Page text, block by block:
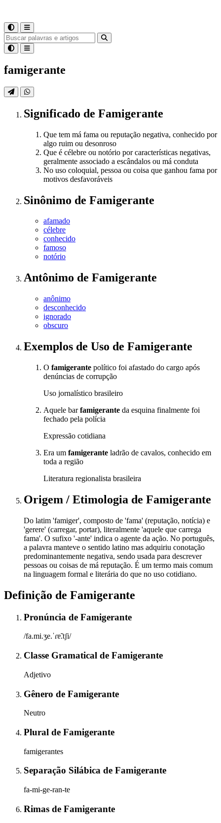
famigerante
Significado de Famigerante
Que tem má fama ou reputação negativa, conhecido por
algo ruim ou desonroso
Que é célebre ou notório por características negativas,
geralmente associado a escândalos ou má conduta
No uso coloquial, pessoa ou coisa que ganhou fama por
motivos desfavoráveis
Sinônimo de Famigerante
afamado
célebre
conhecido
famoso
notório
Antônimo de Famigerante
anônimo
desconhecido
ignorado
obscuro
Exemplos de Uso de Famigerante
O famigerante político foi afastado do cargo após
denúncias de corrupção
Uso jornalístico brasileiro
Aquele barfamigerante da esquina finalmente foi
fechado pela polícia
Expressão cotidiana
Era um famigerante ladrão de cavalos, conhecido em
toda a região
Literatura regionalista brasileira
Origem / Etimologia de Famigerante
Do latim 'famiger', composto de 'fama' (reputação, notícia) e
'gerere' (carregar, portar), literalmente 'aquele que carrega
fama'. O sufixo '-ante' indica o agente da ação. No português,
a palavra manteve o sentido latino mas adquiriu conotação
predominantemente negativa, sendo usada para descrever
pessoas ou coisas de má reputação. É um termo mais comum
na linguagem formal e literária do que no uso cotidiano.
Definição de Famigerante
Pronúncia de Famigerante
/fa.mi.ʒe.ˈɾɐ̃.tʃi/
Classe Gramatical de Famigerante
Adjetivo
Gênero de Famigerante
Neutro
Plural de Famigerante
famigerantes
Separação Silábica de Famigerante
fa-mi-ge-ran-te
Rimas de Famigerante